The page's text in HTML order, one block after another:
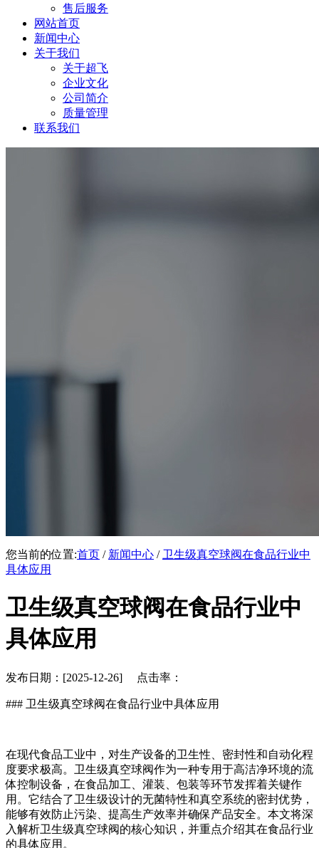
售后服务
网站首页
新闻中心
关于我们
关于超飞
企业文化
公司简介
质量管理
联系我们
您当前的位置:首页 / 新闻中心 / 卫生级真空球阀在食品行业中
具体应用
卫生级真空球阀在食品行业中
具体应用
发布日期：[2025-12-26] 点击率：
### 卫生级真空球阀在食品行业中具体应用
在现代食品工业中，对生产设备的卫生性、密封性和自动化程
度要求极高。卫生级真空球阀作为一种专用于高洁净环境的流
体控制设备，在食品加工、灌装、包装等环节发挥着关键作
用。它结合了卫生级设计的无菌特性和真空系统的密封优势，
能够有效防止污染、提高生产效率并确保产品安全。本文将深
入解析卫生级真空球阀的核心知识，并重点介绍其在食品行业
的具体应用。